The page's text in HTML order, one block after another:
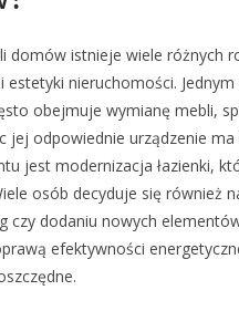
domów istnieje wiele
estetyki nieruchomości.
obejmuje wymianę mebli,
jej odpowiednie urządzenie
jest modernizacja łazienki,
osób decyduje się
czy dodaniu nowych
efektywności